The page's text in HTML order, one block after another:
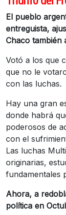
El pueblo
entreguista,
Chaco también
Votó a los que
que no le
con las luchas.
Hay una gran
donde habrá
poderosos de
con el
Las luchas
originarias,
fundamentales
Ahora, a
política en